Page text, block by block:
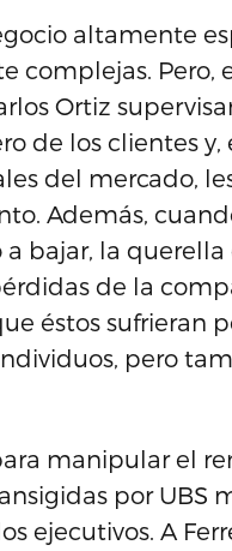
altamente
Pero,
Ortiz
de los clientes y,
del mercado,
Además,
bajar, la querella
de la
éstos sufrieran
pero
manipular el
por UBS
ejecutivos. A